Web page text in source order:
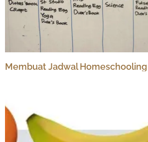
Membuat Jadwal Homeschooling